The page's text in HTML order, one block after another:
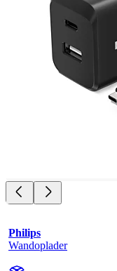
Philips
Wandoplader